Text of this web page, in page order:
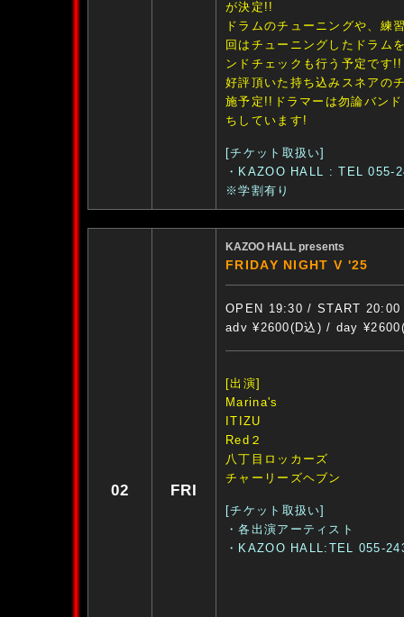
が決定!!
ドラムのチューニングや、練
回はチューニングしたドラム
ンドチェックも行う予定です!!
好評頂いた持ち込みスネアの
施予定!!ドラマーは勿論バン
ちしています!
[チケット取扱い]
・KAZOO HALL : TEL 055-
※学割有り
02 FRI
KAZOO HALL presents
FRIDAY NIGHT V '25
OPEN 19:30 / START 20:00
adv ¥2600(D込) / day
[出演]
Marina's
ITIZU
Red２
八丁目ロッカーズ
チャーリーズヘブン
[チケット取扱い]
・各出演アーティスト
・KAZOO HALL:TEL 055-